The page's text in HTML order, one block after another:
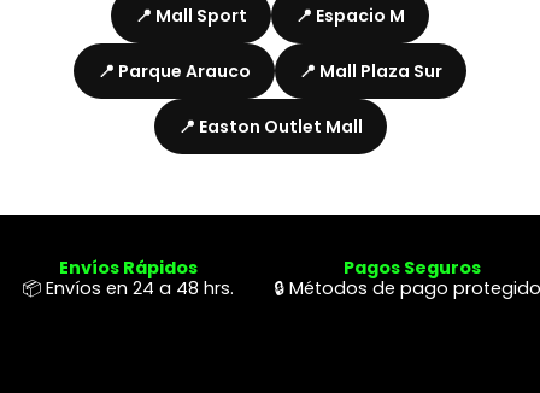
📍 Mall Sport 📍 Espacio M
📍 Parque Arauco 📍 Mall Plaza Sur
📍 Easton Outlet Mall
Envíos Rápidos
📦 Envíos en 24 a 48 hrs.
Pagos Seguros
🔒 Métodos de pago